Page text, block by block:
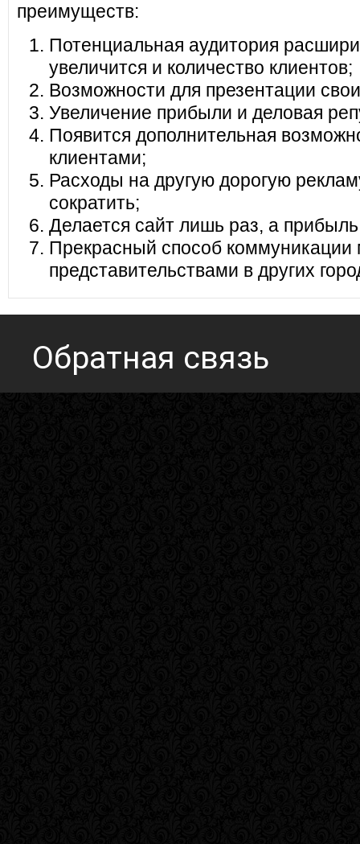
преимуществ:
Потенциальная аудитория
увеличится и количество клиентов;
Возможности для презентации
Увеличение прибыли и деловая
Появится дополнительная
клиентами;
Расходы на другую дорогую
сократить;
Делается сайт лишь раз, а
Прекрасный способ коммуникации
представительствами в других
Обратная связь